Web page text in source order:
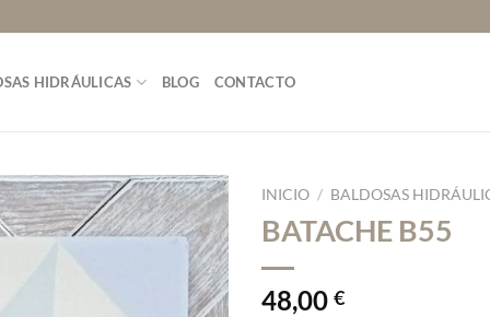
HIDRÁULICAS BLOG CONTACTO
INICIO / BALDOSAS
BATACHE B55
48,00 €